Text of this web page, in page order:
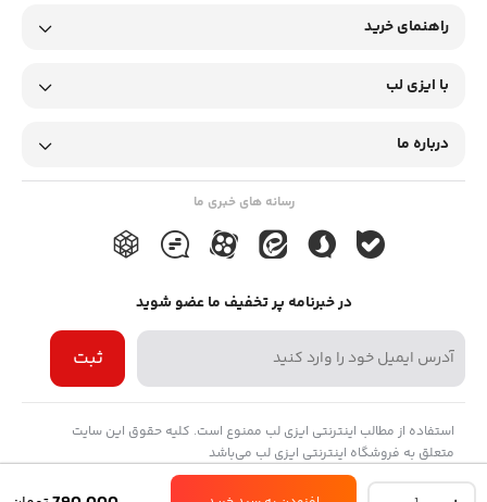
نشان‌دهنده عفونت فعلی یا قبلی با باکتری استرپتوکوک گروه A است.
سایر یافته‌های بالینی و آزمایشگاهی تایید شود.
گلومرولونفریت حاد مفید باشد. این عوارض می‌تواند حتی چند هفته پس
از عفونت اولیه رخ دهد.
درمان، پاسخ به آنتی‌بیوتیک‌ها را بررسی کرد. کاهش تدریجی سطح
استرپتوکوک گروه A است.
نتیجه مثبت:
راهنمای خرید
با ایزی لب
درباره ما
رسانه های خبری ما
در خبرنامه پر تخفیف ما عضو شوید
ثبت
استفاده از مطالب اینترنتی ایزی لب ممنوع است. کلیه حقوق این سایت
متعلق به فروشگاه اینترنتی ایزی لب می‌باشد